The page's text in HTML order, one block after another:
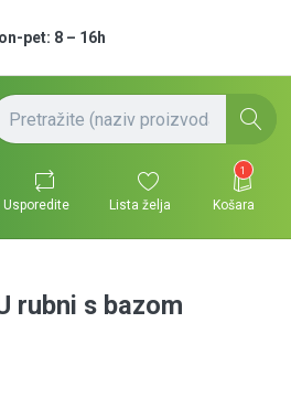
pet: 8 – 16h
Usporedite Lista želja
1
Košara
rubni s bazom